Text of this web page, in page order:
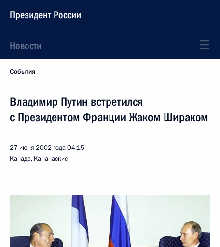
Президент России
Новости
События
Владимир Путин встретился
с Президентом Франции Жаком Шираком
27 июня 2002 года04:15
Канада, Кананаскис